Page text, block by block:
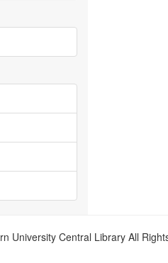
University Central Library All